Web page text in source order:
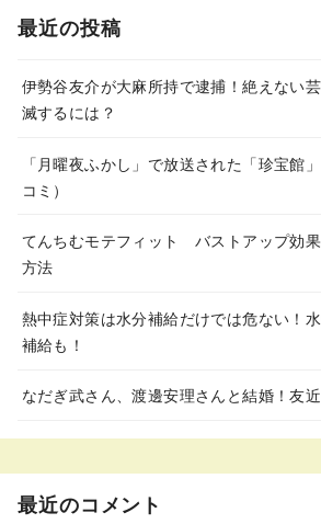
最近の投稿
伊勢谷友介が大麻所持で逮捕！絶えない
滅するには？
「月曜夜ふかし」で放送された「珍宝館
コミ）
てんちむモテフィット バストアップ効
方法
熱中症対策は水分補給だけでは危ない！
補給も！
なだぎ武さん、渡邊安理さんと結婚！友
最近のコメント